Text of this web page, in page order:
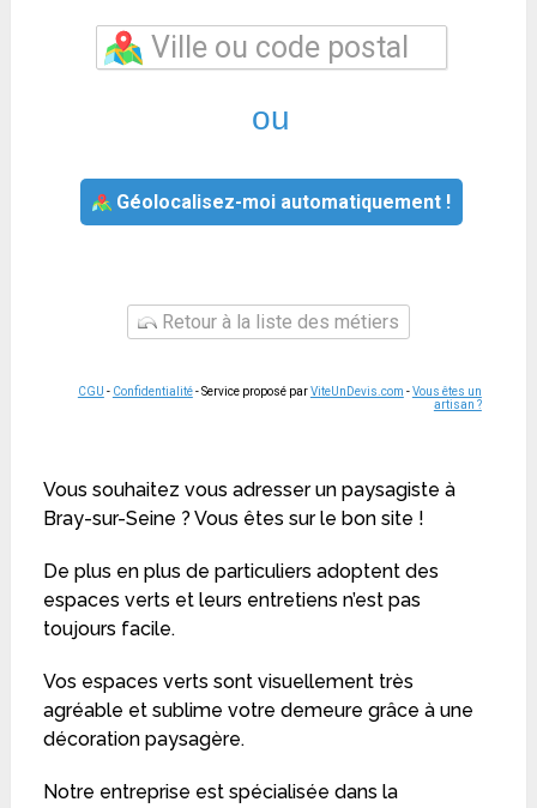
ou
Géolocalisez-moi automatiquement !
Retour à la liste des métiers
CGU - Confidentialité- Service proposé parViteUnDevis.com -Vous êtes un
artisan ?
Vous souhaitez vous adresser un paysagiste à
Bray-sur-Seine ? Vous êtes sur le bon site !
De plus en plus de particuliers adoptent des
espaces verts et leurs entretiens n’est pas
toujours facile.
Vos espaces verts sont visuellement très
agréable et sublime votre demeure grâce à une
décoration paysagère.
Notre entreprise est spécialisée dans la